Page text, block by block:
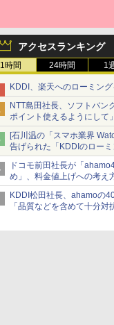
アクセスランキング
1時間 24時間 1
KDDI、楽天へのローミン
NTT島田社長、ソフトバン
ポイント使えるようにして」
[石川温の「スマホ業界
告げられた「KDDIのロー
マップの落とし穴と楽天モ
ドコモ前田社長が「
め」、料金値上げへの考え
KDDI松田社長、ahamoの
「品質などを含めて十分対